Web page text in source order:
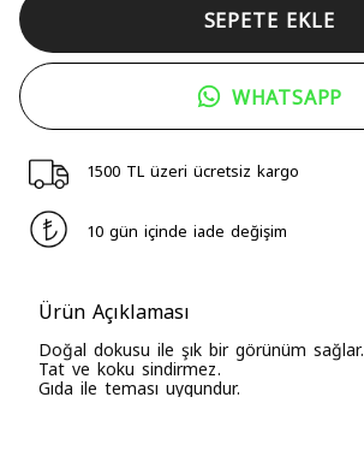
SEPETE EKLE
WHATSAPP
1500 TL üzeri ücretsiz kargo
10 gün içinde iade değişim
Ürün Açıklaması
Doğal dokusu ile şık bir görünüm sağlar.
Tat ve koku sindirmez.
Gıda ile teması uygundur.